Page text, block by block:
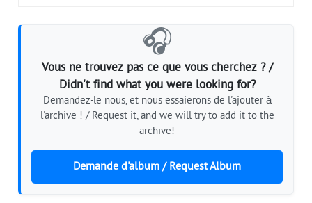
🎧
Vous ne trouvez pas ce que vous cherchez ? /
Didn't find what you were looking for?
Demandez-le nous, et nous essaierons de l'ajouter à
l'archive ! / Request it, and we will try to add it to the
archive!
Demande d'album / Request Album